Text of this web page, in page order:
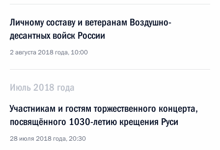
Личному составу и ветеранам Воздушно-
десантных войск России
2 августа 2018 года, 10:00
Июль 2018 года
Участникам и гостям торжественного концерта,
посвящённого 1030-летию крещения Руси
28 июля 2018 года, 20:30